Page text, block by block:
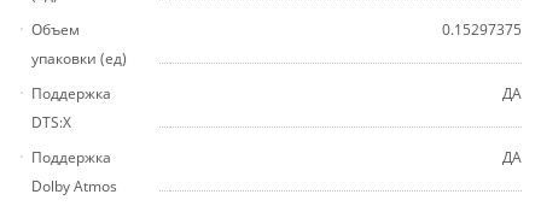
Объем
упаковки (ед)
0.15297375
Поддержка
DTS:X
ДА
Поддержка
Dolby Atmos
ДА